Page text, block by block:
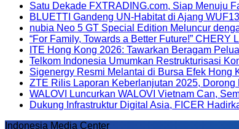
Satu Dekade FXTRADING.com, Siap Menuju
BLUETTI Gandeng UN-Habitat di Ajang
nubia Neo 5 GT Special Edition Meluncur
“For Family, Towards a Better Future!”
ITE Hong Kong 2026: Tawarkan Beragam
Telkom Indonesia Umumkan Restrukturisasi
Sigenergy Resmi Melantai di Bursa Efek Hong
ZTE Rilis Laporan Keberlanjutan 2025, Dorong
WALOVI Luncurkan WALOVI Vietnam Can,
Dukung Infrastruktur Digital Asia, FICER
Indonesia Media Center